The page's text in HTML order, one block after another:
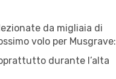
da migliaia di
volo per Musgrave:
durante l’alta